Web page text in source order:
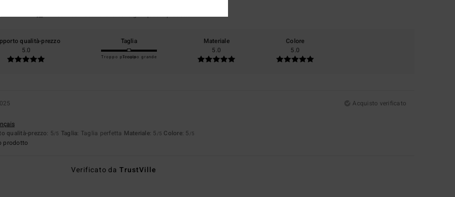
Il 100% dei nostri clienti consiglia questo prodotto
qualità-prezzo
5.0
Taglia
Troppo piccoloTroppo grande
Materiale
5.0
Colore
5.0
Acquisto verificato
qualità-prezzo: 5/5 Taglia: Taglia perfetta Materiale: 5 /5 Colore: 5 /5
prodotto
Verificato daTrustVille